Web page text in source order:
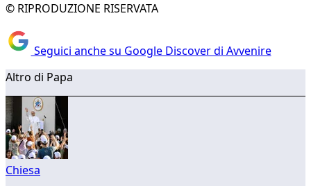
© RIPRODUZIONE RISERVATA
Seguici anche su Google Discover di Avvenire
Altro di Papa
Chiesa